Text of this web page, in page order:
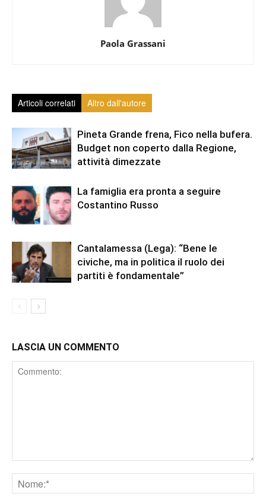
Paola Grassani
Articoli correlati Altro dall'autore
Pineta Grande frena, Fico nella bufera.
Budget non coperto dalla Regione,
attività dimezzate
La famiglia era pronta a seguire
Costantino Russo
Cantalamessa (Lega): “Bene le
civiche, ma in politica il ruolo dei
partiti è fondamentale”
LASCIA UN COMMENTO
Comment
Nome